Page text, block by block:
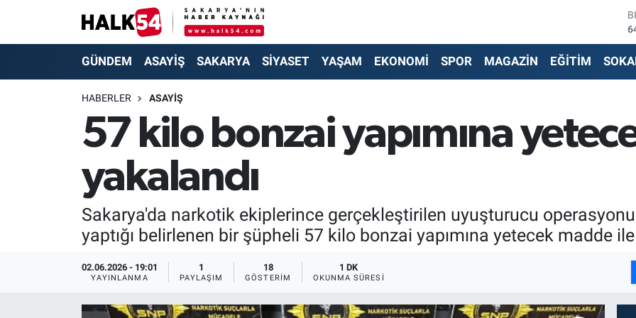
GÜNDEM ASAYİŞ SAKARYA SİYASET YAŞAM EKONOMİ SPOR MAGAZİN EĞİTİM
HABERLER ASAYİŞ
57 kilo bonzai yapımına
yakalandı
Sakarya'da narkotik ekiplerince gerçekleştirilen uyuşturucu
yaptığı belirlenen bir şüpheli 57 kilo bonzai yapımına yetecek madde
02.06.2026 - 19:01
YAYINLANMA
1
PAYLAŞIM
18
GÖSTERIM
1 DK
OKUNMA SÜRESI
GÜNDEM
SİYASET
EKONOMİ
SOKAK RÖPORTAJLARI
Adapazarı Nöbetçi Eczaneler
Adapazarı Trafik Yoğunluk Haritası
Süper Lig Puan Durumu ve Fikstür
Tüm Manşetler
Son Dakika Haberleri
Haber Arşivi